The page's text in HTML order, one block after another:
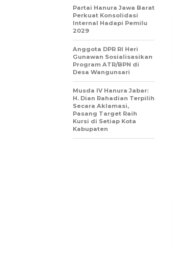
Partai Hanura Jawa Barat
Perkuat Konsolidasi
Internal Hadapi Pemilu
2029
Anggota DPR RI Heri
Gunawan Sosialisasikan
Program ATR/BPN di
Desa Wangunsari
Musda IV Hanura Jabar:
H. Dian Rahadian Terpilih
Secara Aklamasi,
Pasang Target Raih
Kursi di Setiap Kota
Kabupaten